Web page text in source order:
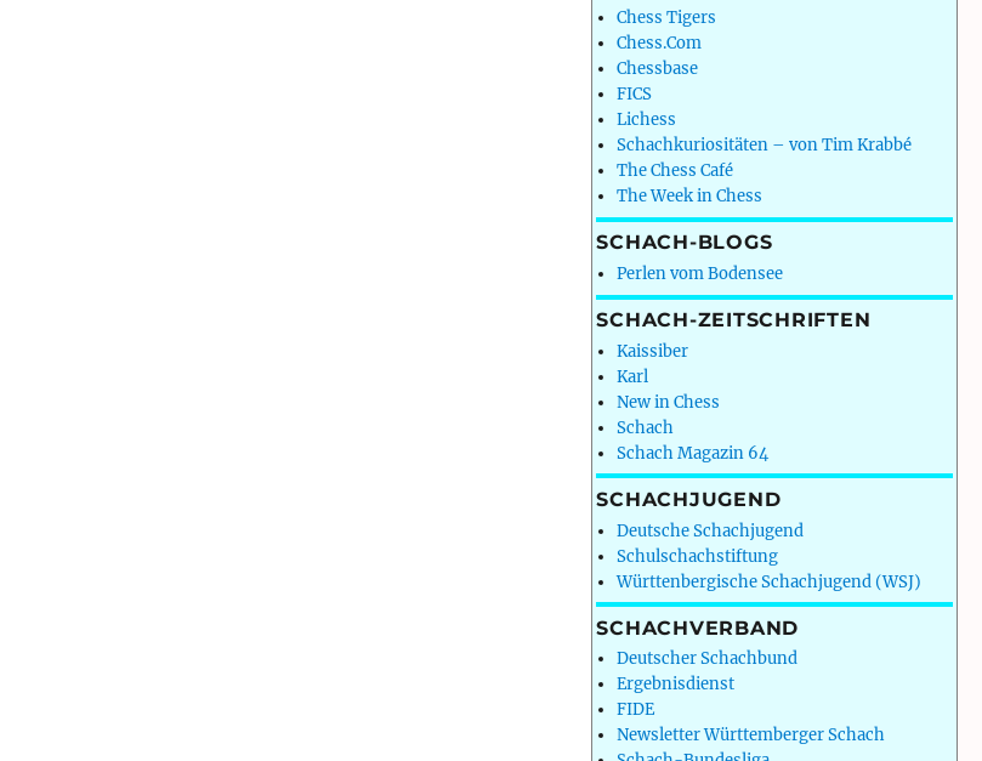
Chess Tigers
Chess.Com
Chessbase
FICS
Lichess
Schachkuriositäten – von Tim Krabbé
The Chess Café
The Week in Chess
SCHACH-BLOGS
Perlen vom Bodensee
SCHACH-ZEITSCHRIFTEN
Kaissiber
Karl
New in Chess
Schach
Schach Magazin 64
SCHACHJUGEND
Deutsche Schachjugend
Schulschachstiftung
Württenbergische Schachjugend (WSJ)
SCHACHVERBAND
Deutscher Schachbund
Ergebnisdienst
FIDE
Newsletter Württemberger Schach